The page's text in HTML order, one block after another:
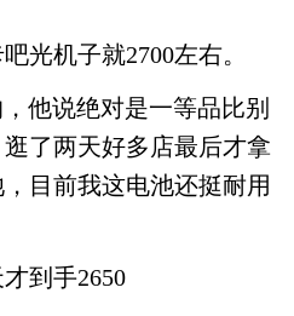
光机子就2700左右。
他说绝对是一等品比别
了两天好多店最后才拿
目前我这电池还挺耐用
到手2650